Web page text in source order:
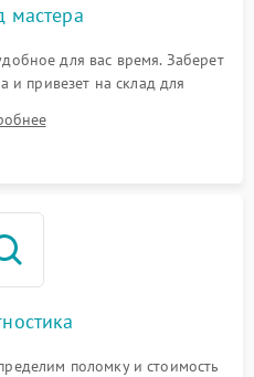
мастера
для вас время. Заберет
и привезет на склад для
поломку и стоимость